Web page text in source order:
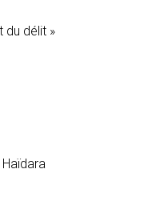
du délit »